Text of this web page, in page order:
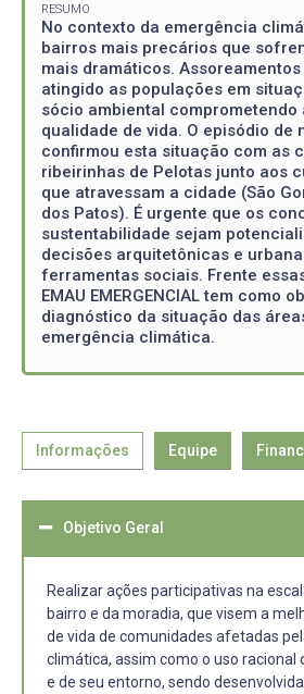
RESUMO
No contexto da emergência
bairros mais precários que
mais dramáticos.
atingido as populações em
sócio ambiental comprometendo
qualidade de vida. O episódio de
confirmou esta situação com as
ribeirinhas de Pelotas junto aos
que atravessam a cidade (São
dos Patos). É urgente que os
sustentabilidade sejam
decisões arquitetônicas e
ferramentas sociais. Frente
EMAU EMERGENCIAL tem como
diagnóstico da situação das
emergência climática.
Informações Equipe
Objetivo Geral
Realizar ações participativas na
bairro e da moradia, que visem a
de vida de comunidades afetadas
climática, assim como o uso racional
e de seu entorno, sendo